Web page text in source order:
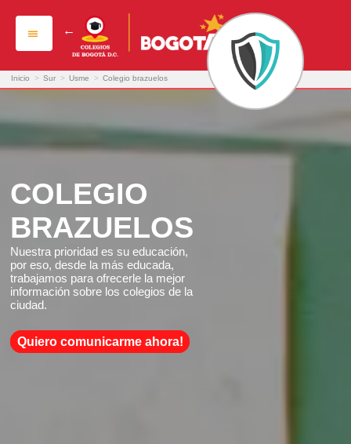
colegio brazuelos
Inicio > Sur > Usme > Colegio brazuelos
COLEGIO
BRAZUELOS
Nuestra prioridad es su educación,
por eso, desde la más educada,
trabajamos para ofrecerle la mejor
información sobre los colegios de la
ciudad.
Quiero comunicarme ahora!